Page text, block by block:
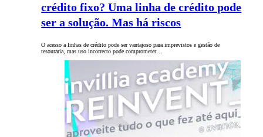
crédito fixo? Uma linha de crédito pode
ser a solução. Mas há riscos
O acesso a linhas de crédito pode ser vantajoso para imprevistos e gestão de
tesouraria, mas uso incorrecto pode comprometer…